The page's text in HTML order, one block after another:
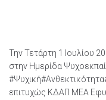
Την Τετάρτη 1 Ιουλίου
στην Ημερίδα
επιτυχώς ΚΔΑΠ ΜΕΑ